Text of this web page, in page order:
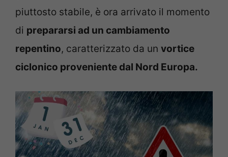
piuttosto stabile, è ora arrivato il momento
di prepararsi ad un cambiamento
repentino, caratterizzato da un vortice
ciclonico proveniente dal Nord Europa.